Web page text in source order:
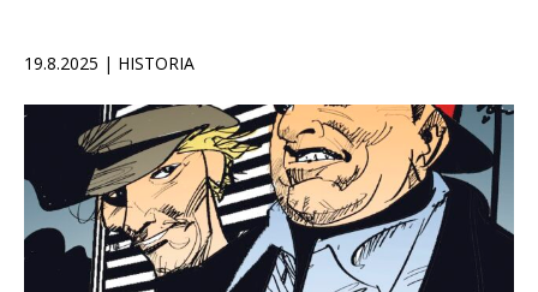
19.8.2025 | HISTORIA